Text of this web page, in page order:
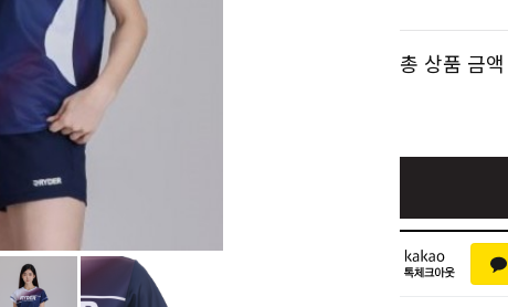
총 상품 금액